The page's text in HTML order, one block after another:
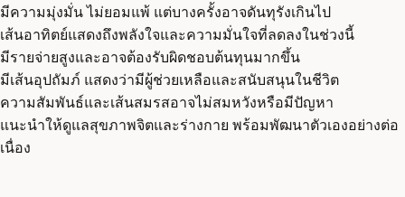
มีความมุ่งมั่น ไม่ยอมแพ้ แต่บางครั้งอาจดันทุรังเกินไป
เส้นอาทิตย์แสดงถึงพลังใจและความมั่นใจที่ลดลงในช่วงนี้
มีรายจ่ายสูงและอาจต้องรับผิดชอบต้นทุนมากขึ้น
มีเส้นอุปถัมภ์ แสดงว่ามีผู้ช่วยเหลือและสนับสนุนในชีวิต
ความสัมพันธ์และเส้นสมรสอาจไม่สมหวังหรือมีปัญหา
แนะนำให้ดูแลสุขภาพจิตและร่างกาย พร้อมพัฒนาตัวเองอย่างต่อ
เนื่อง